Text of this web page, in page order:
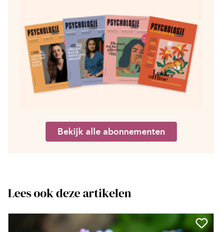
Bekijk alle abonnementen
Lees ook deze artikelen